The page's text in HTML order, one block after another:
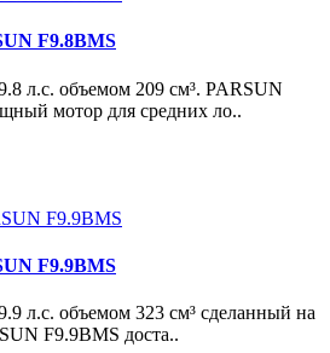
F9.8BMS
л.с. объемом 209 см³. PARSUN
мотор для средних ло..
F9.9BMS
л.с. объемом 323 см³ сделанный на
F9.9BMS доста..